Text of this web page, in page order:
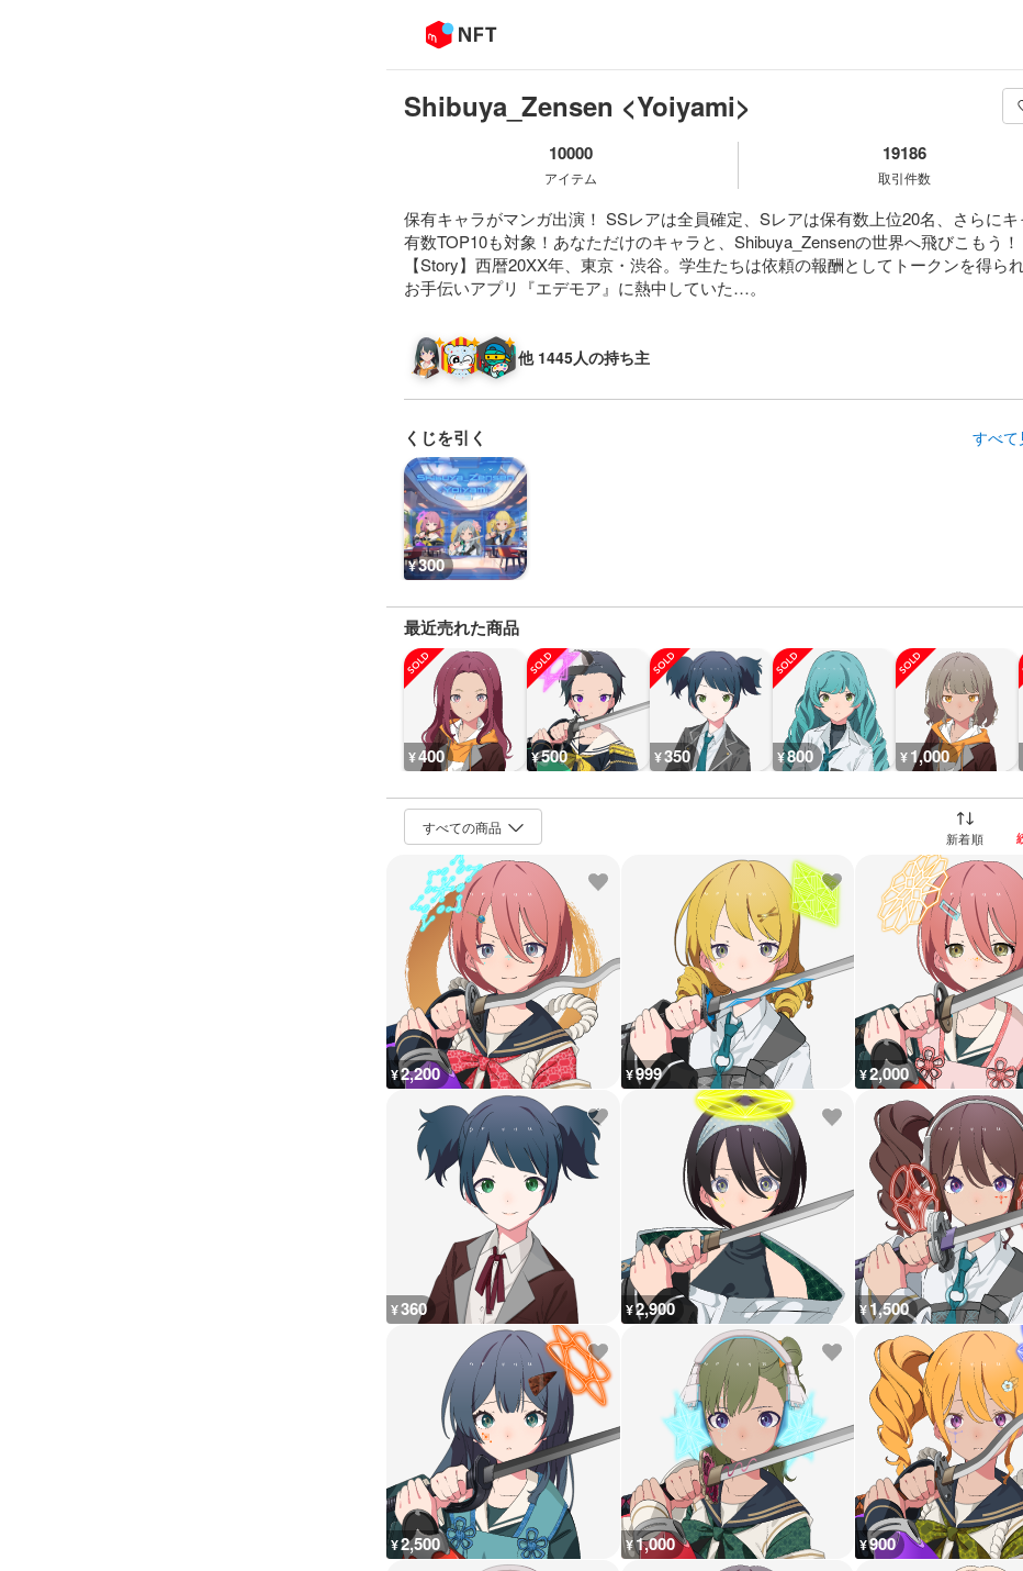
Shibuya_Zensen <Yoiyami>
10000
アイテム
19186
取引件数
保有キャラがマンガ出演！ SSレアは全員確定、Sレアは保有数上位20名、さらにキ
有数TOP10も対象！あなただけのキャラと、Shibuya_Zensenの世界へ飛びこもう！
【Story】西暦20XX年、東京・渋谷。学生たちは依頼の報酬としてトークンを得られ
お手伝いアプリ『エデモア』に熱中していた…。
他 1445人の持ち主
くじを引く すべて
¥300
最近売れた商品
¥400 ¥500 ¥350 ¥800 ¥1,000
並び替え
¥2,200 ¥999 ¥2,000
¥360 ¥2,900 ¥1,500
¥2,500 ¥1,000 ¥900